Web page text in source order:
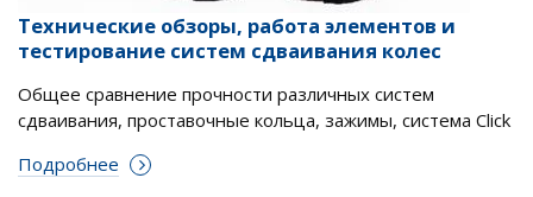
Технические обзоры, работа элементов и
тестирование систем сдваивания колес
Общее сравнение прочности различных систем
сдваивания, проставочные кольца, зажимы, система Click
Подробнее